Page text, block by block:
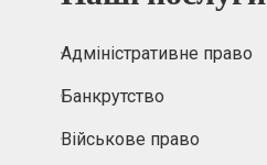
Адміністративне право
Банкрутство
Військове право